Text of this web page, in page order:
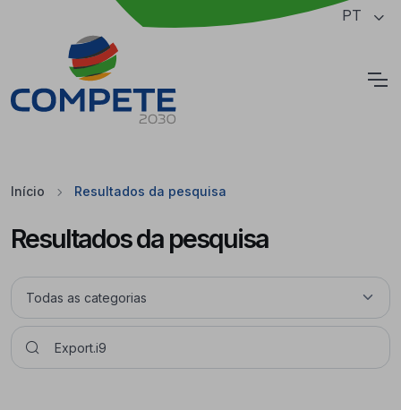
Saltar para o conteúdo principal da página PT
Início Resultados da pesquisa
Resultados da pesquisa